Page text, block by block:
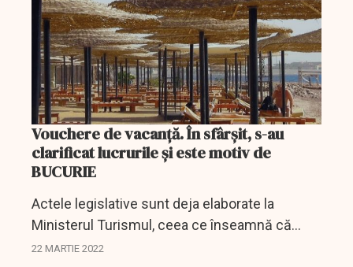
Vouchere de vacanță. În sfârșit, s-au
clarificat lucrurile și este motiv de
BUCURIE
Actele legislative sunt deja elaborate la
Ministerul Turismul, ceea ce înseamnă că
instituțiile publice pot trece la treabă.
22 MARTIE 2022